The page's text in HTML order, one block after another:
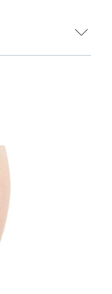
um
A
glândulas
a
foi clínica
e na
e
ideal para